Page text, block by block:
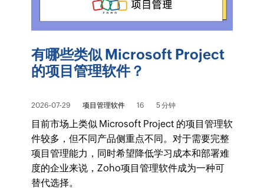
有哪些类似 Microsoft Project
的项目管理软件？
2026-07-29 项目管理软件 16 5 分钟
目前市场上类似 Microsoft Project 的项目管理软
件较多，但不同产品侧重点不同。对于需要完整
项目管理能力，同时希望降低学习成本和部署难
度的企业来说，Zoho项目管理软件成为一种可
替代选择。